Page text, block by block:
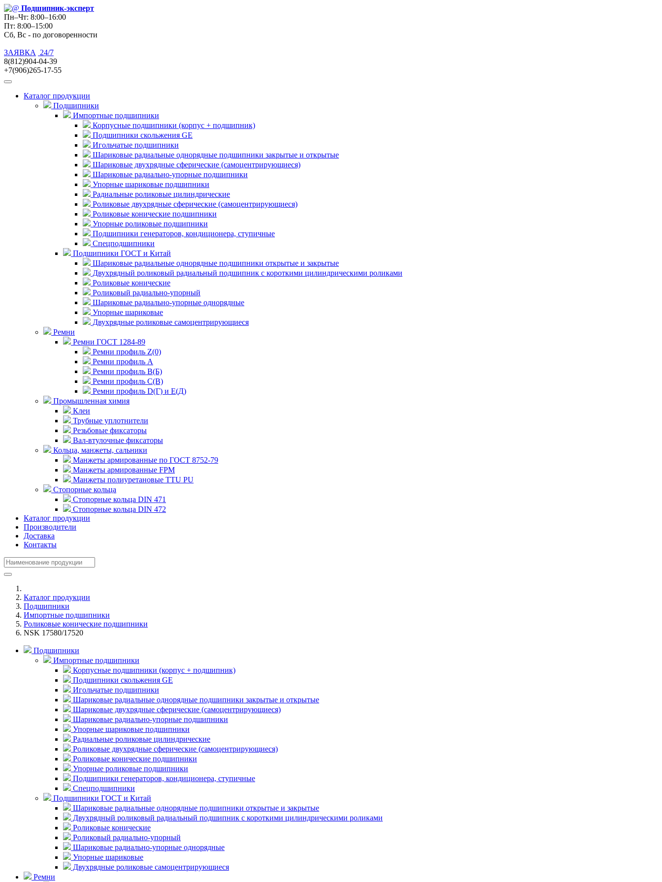
Подшипник-эксперт
Пн–Чт: 8:00–16:00
Пт: 8:00–15:00
Сб, Вс - по договоренности
ЗАЯВКА
24/7
8(812)904-04-39
+7(906)265-17-55
Каталог продукции
Подшипники
Импортные подшипники
Корпусные подшипники (корпус + подшипник)
Подшипники скольжения GE
Игольчатые подшипники
Шариковые радиальные однорядные подшипники закрытые и открытые
Шариковые двухрядные сферические (самоцентрирующиеся)
Шариковые радиально-упорные подшипники
Упорные шариковые подшипники
Радиальные роликовые цилиндрические
Роликовые двухрядные сферические (самоцентрирующиеся)
Роликовые конические подшипники
Упорные роликовые подшипники
Подшипники генераторов, кондиционера, ступичные
Спецподшипники
Подшипники ГОСТ и Китай
Шариковые радиальные однорядные подшипники открытые и закрытые
Двухрядный роликовый радиальный подшипник с короткими цилиндрическими роликами
Роликовые конические
Роликовый радиально-упорный
Шариковые радиально-упорные однорядные
Упорные шариковые
Двухрядные роликовые самоцентрирующиеся
Ремни
Ремни ГОСТ 1284-89
Ремни профиль Z(0)
Ремни профиль А
Ремни профиль В(Б)
Ремни профиль С(В)
Ремни профиль D(Г) и E(Д)
Промышленная химия
Клеи
Трубные уплотнители
Резьбовые фиксаторы
Вал-втулочные фиксаторы
Кольца, манжеты, сальники
Манжеты армированные по ГОСТ 8752-79
Манжеты армированные FPM
Манжеты полиуретановые TTU PU
Стопорные кольца
Стопорные кольца DIN 471
Стопорные кольца DIN 472
Каталог продукции
Производители
Доставка
Контакты
Каталог продукции
Подшипники
Импортные подшипники
Роликовые конические подшипники
NSK 17580/17520
Подшипники
Импортные подшипники
Корпусные подшипники (корпус + подшипник)
Подшипники скольжения GE
Игольчатые подшипники
Шариковые радиальные однорядные подшипники закрытые и открытые
Шариковые двухрядные сферические (самоцентрирующиеся)
Шариковые радиально-упорные подшипники
Упорные шариковые подшипники
Радиальные роликовые цилиндрические
Роликовые двухрядные сферические (самоцентрирующиеся)
Роликовые конические подшипники
Упорные роликовые подшипники
Подшипники генераторов, кондиционера, ступичные
Спецподшипники
Подшипники ГОСТ и Китай
Шариковые радиальные однорядные подшипники открытые и закрытые
Двухрядный роликовый радиальный подшипник с короткими цилиндрическими роликами
Роликовые конические
Роликовый радиально-упорный
Шариковые радиально-упорные однорядные
Упорные шариковые
Двухрядные роликовые самоцентрирующиеся
Ремни